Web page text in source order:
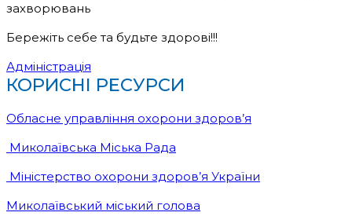
захворювань
Бережіть себе та будьте здорові!!!
Адміністрація
КОРИСНІ РЕСУРСИ
Обласне управління охорони здоров’я
Миколаївська Міська Рада
Міністерство охорони здоров’я України
Миколаївський міський голова